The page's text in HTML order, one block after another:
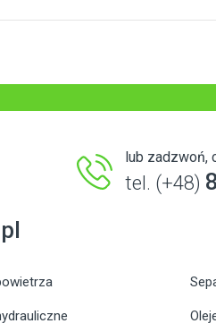
lub zadzwoń,
tel. (+48)